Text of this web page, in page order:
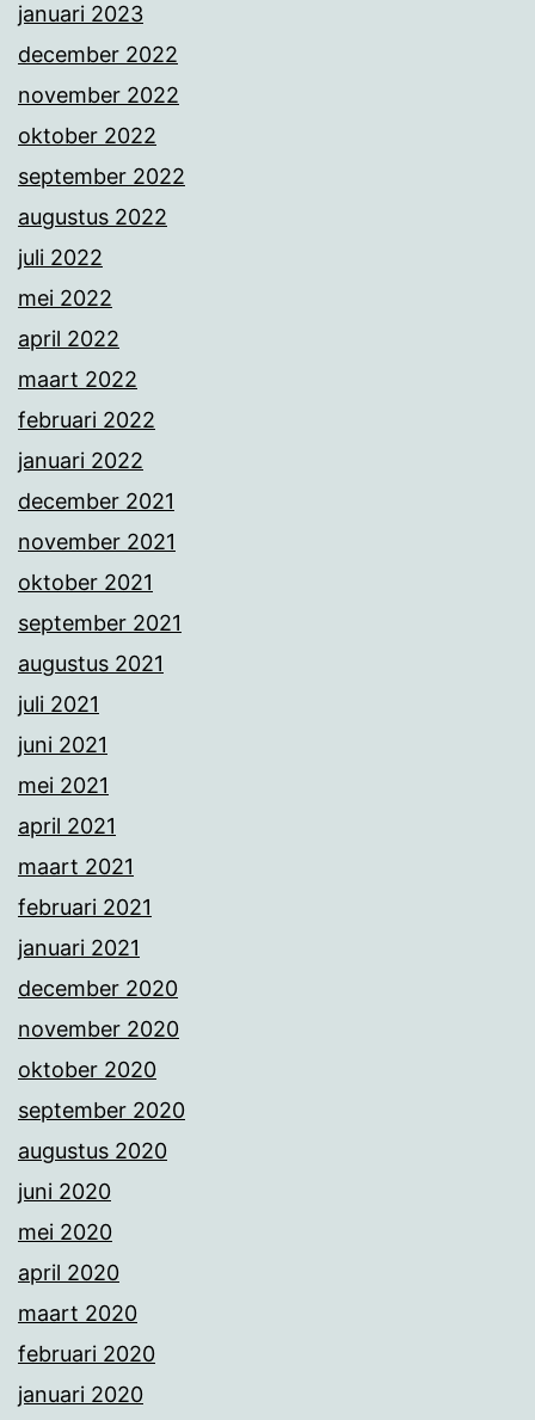
januari 2023
december 2022
november 2022
oktober 2022
september 2022
augustus 2022
juli 2022
mei 2022
april 2022
maart 2022
februari 2022
januari 2022
december 2021
november 2021
oktober 2021
september 2021
augustus 2021
juli 2021
juni 2021
mei 2021
april 2021
maart 2021
februari 2021
januari 2021
december 2020
november 2020
oktober 2020
september 2020
augustus 2020
juni 2020
mei 2020
april 2020
maart 2020
februari 2020
januari 2020